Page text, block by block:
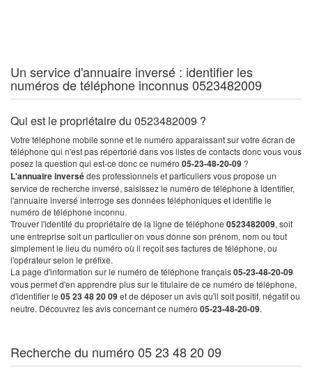
Un service d'annuaire inversé : identifier les
numéros de téléphone inconnus 0523482009
Qui est le propriétaire du 0523482009 ?
Votre téléphone mobile sonne et le numéro apparaissant sur votre écran de
téléphone qui n'est pas répertorié dans vos listes de contacts donc vous vous
posez la question qui est-ce donc ce numéro 05-23-48-20-09 ?
L'annuaire inversédes professionnels et particuliers vous propose un
service de recherche inversé, saisissez le numéro de téléphone à identifier,
l'annuaire inversé interroge ses données téléphoniques et identifie le
numéro de téléphone inconnu.
Trouver l'identité du propriétaire de la ligne de téléphone 0523482009, soit
une entreprise soit un particulier on vous donne son prénom, nom ou tout
simplement le lieu du numéro où il reçoit ses factures de téléphone, ou
l'opérateur selon le préfixe.
La page d'information sur le numéro de téléphone français05-23-48-20-09
vous permet d'en apprendre plus sur le titulaire de ce numéro de téléphone,
d'identifier le 05 23 48 20 09et de déposer un avis qu'il soit positif, négatif ou
neutre. Découvrez les avis concernant ce numéro 05-23-48-20-09.
Recherche du numéro 05 23 48 20 09